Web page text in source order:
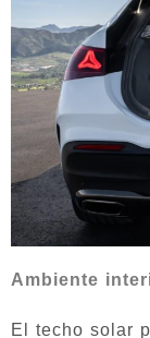
Ambiente
El techo solar